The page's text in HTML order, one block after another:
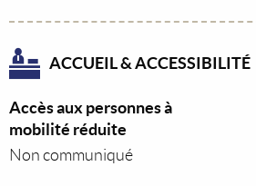
ACCUEIL & ACCESSIBILITÉ
Accès aux personnes à
mobilité réduite
Non communiqué